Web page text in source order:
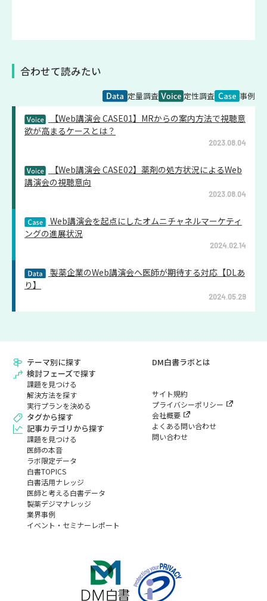
合わせて読みたい
定量調査 定性調査 事例
【Web講演会 CASE01】MRからの案内方法で視聴意
欲が高まるケースとは？
2023.08.04
【Web講演会 CASE02】薬剤の処方状況によるWeb
講演会の視聴意向
2023.08.04
Web講演会を起点にしたオムニチャネルマーケティ
ングの進展状況
2024.02.14
製薬企業のWeb講演会へ医師が期待する対応【DLあ
り】
2024.05.29
テーマ別に探す
検討フェーズで探す
課題を見つける
解決方法を探す
実行プランを決める
タグから探す
記事カテゴリから探す
課題を見つける
医師の本音
ラボ限定データ
白書TOPICS
白書活用ナレッジ
医師と考える白書データ
製薬デジマナレッジ
業界事例
イベント・セミナーレポート
DM白書ラボとは
サイト規約
プライバシーポリシー
会社概要
よくある問い合わせ
問い合わせ